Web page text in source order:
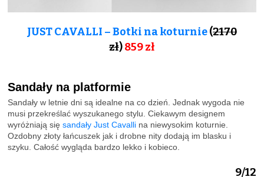
JUST CAVALLI – Botki na koturnie(2170
zł)859zł
Sandały na platformie
Sandały w letnie dni są idealne na co dzień. Jednak wygoda nie
musi przekreślać wyszukanego stylu. Ciekawym designem
wyróżniają się sandały Just Cavalli na niewysokim koturnie.
Ozdobny złoty łańcuszek jak i drobne nity dodają im blasku i
szyku. Całość wygląda bardzo lekko i kobieco.
9/12